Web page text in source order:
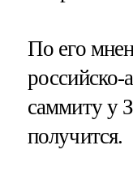
По его
российско-
саммиту у
получится.